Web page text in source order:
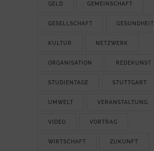
GELD GEMEINSCHAFT
GESELLSCHAFT GESUNDHEIT
KULTUR NETZWERK
ORGANISATION REDEKUNST
STUDIENTAGE STUTTGART
UMWELT VERANSTALTUNG
VIDEO VORTRAG
WIRTSCHAFT ZUKUNFT